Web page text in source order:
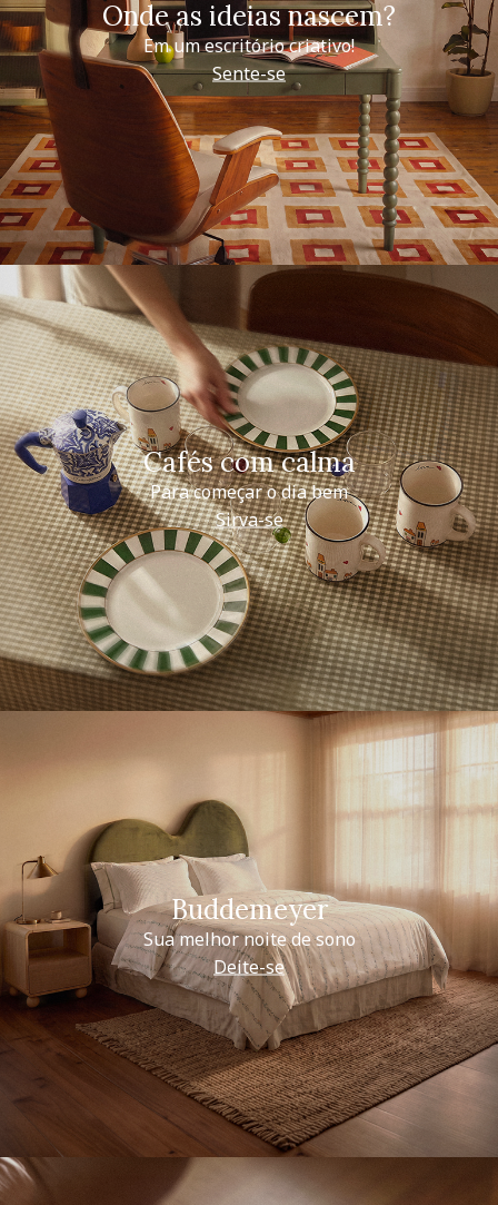
Onde as ideias nascem?
Em um escritório criativo!
Sente-se
Cafés com calma
Para começar o dia bem
Sirva-se
Buddemeyer
Sua melhor noite de sono
Deite-se